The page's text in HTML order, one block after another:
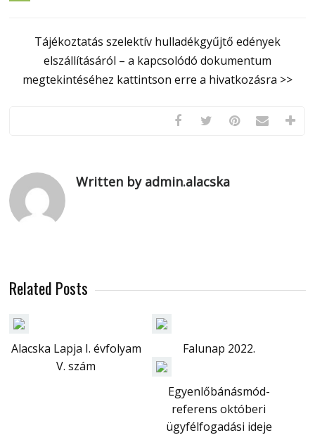
Tájékoztatás szelektív hulladékgyűjtő edények
elszállításáról – a kapcsolódó dokumentum
megtekintéséhez kattintson erre a hivatkozásra >>
Written by admin.alacska
Related Posts
Alacska Lapja I. évfolyam
V. szám
Falunap 2022.
Egyenlőbánásmód-
referens októberi
ügyfélfogadási ideje